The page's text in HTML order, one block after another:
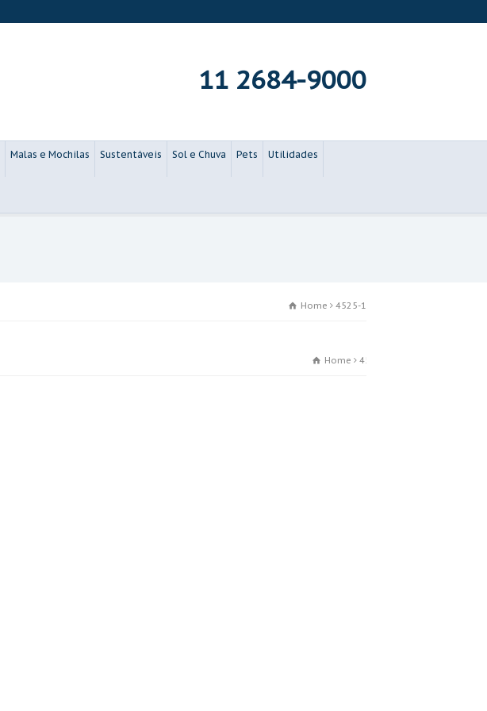
11 2684-9000
Malas e Mochilas Sustentáveis Sol e Chuva Pets Utilidades
Home 4525-1
Home 4525-1